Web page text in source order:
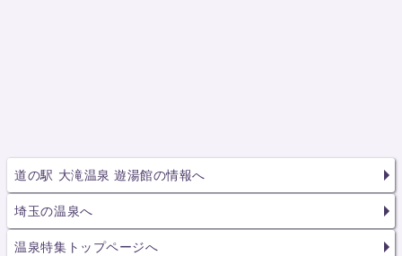
道の駅 大滝温泉 遊湯館の情報へ
埼玉の温泉へ
温泉特集トップページへ